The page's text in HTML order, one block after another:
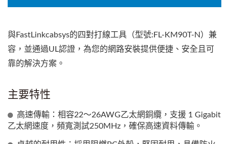
與FastLinkcabsys的四對打線工具（型號:FL-KM90T-N）兼
容，並通過UL認證，為您的網路安裝提供便捷、安全且可
靠的解決方案。
主要特性
高速傳輸：相容22～26AWG乙太網銅纜，支援 1 Gigabit
乙太網速度，頻寬測試250MHz，確保高速資料傳輸。